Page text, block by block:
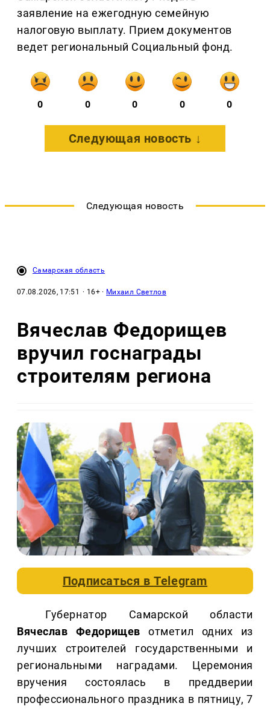
заявление на ежегодную семейную
налоговую выплату. Прием документов
ведет региональный Социальный фонд.
0 0 0 0 0
Следующая новость ↓
Следующая новость
Самарская область
07.08.2026, 17:51 · 16+ · Михаил Светлов
Вячеслав Федорищев
вручил госнаграды
строителям региона
Подписаться вTelegram
Губернатор Самарской области
Вячеслав Федорищев отметил одних из
лучших строителей государственными и
региональными наградами. Церемония
вручения состоялась в преддверии
профессионального праздника в пятницу, 7